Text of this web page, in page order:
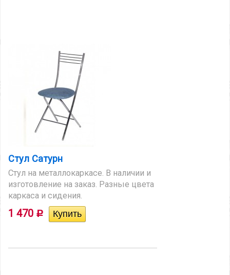
Стул Сатурн
Стул на металлокаркасе. В наличии и
изготовление на заказ. Разные цвета
каркаса и сидения.
1 470 Р